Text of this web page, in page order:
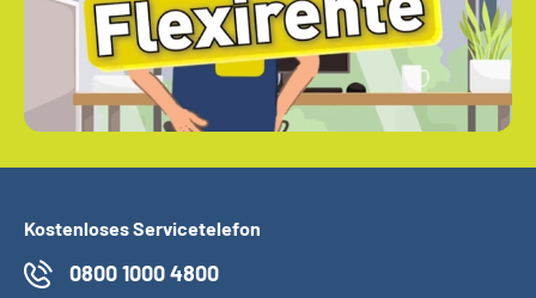
Kostenloses Servicetelefon
0800 1000 4800